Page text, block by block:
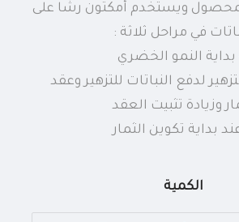
ويستخدم أمكتون رشا على
في مراحل ثلاثة :
لدفع النباتات للتزهير وعقد
وزيادة تثبيت العقد
الكمية